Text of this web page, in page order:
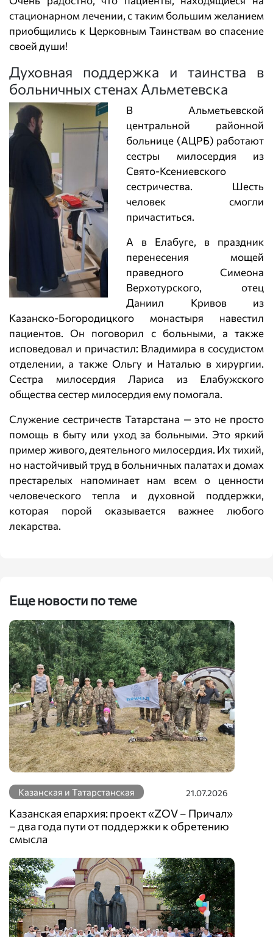
стационарном лечении, с таким большим желанием
приобщились к Церковным Таинствам во спасение
своей души!
Духовная поддержка и таинства в
больничных стенах Альметевска
В Альметьевской
центральной районной
больнице (АЦРБ) работают
сестры милосердия из
Свято-Ксениевского
сестричества. Шесть
человек смогли
причаститься.
А в Елабуге, в праздник
перенесения мощей
праведного Симеона
Верхотурского, отец
Даниил Кривов из
Казанско-Богородицкого монастыря навестил
пациентов. Он поговорил с больными, а также
исповедовал и причастил: Владимира в сосудистом
отделении, а также Ольгу и Наталью в хирургии.
Сестра милосердия Лариса из Елабужского
общества сестер милосердия ему помогала.
Служение сестричеств Татарстана — это не просто
помощь в быту или уход за больными. Это яркий
пример живого, деятельного милосердия. Их тихий,
но настойчивый труд в больничных палатах и домах
престарелых напоминает нам всем о ценности
человеческого тепла и духовной поддержки,
которая порой оказывается важнее любого
лекарства.
Еще новости по теме
Казанская и Татарстанская 21.07.2026
Казанская епархия: проект «ZOV – Причал»
– два года пути от поддержки к обретению
смысла